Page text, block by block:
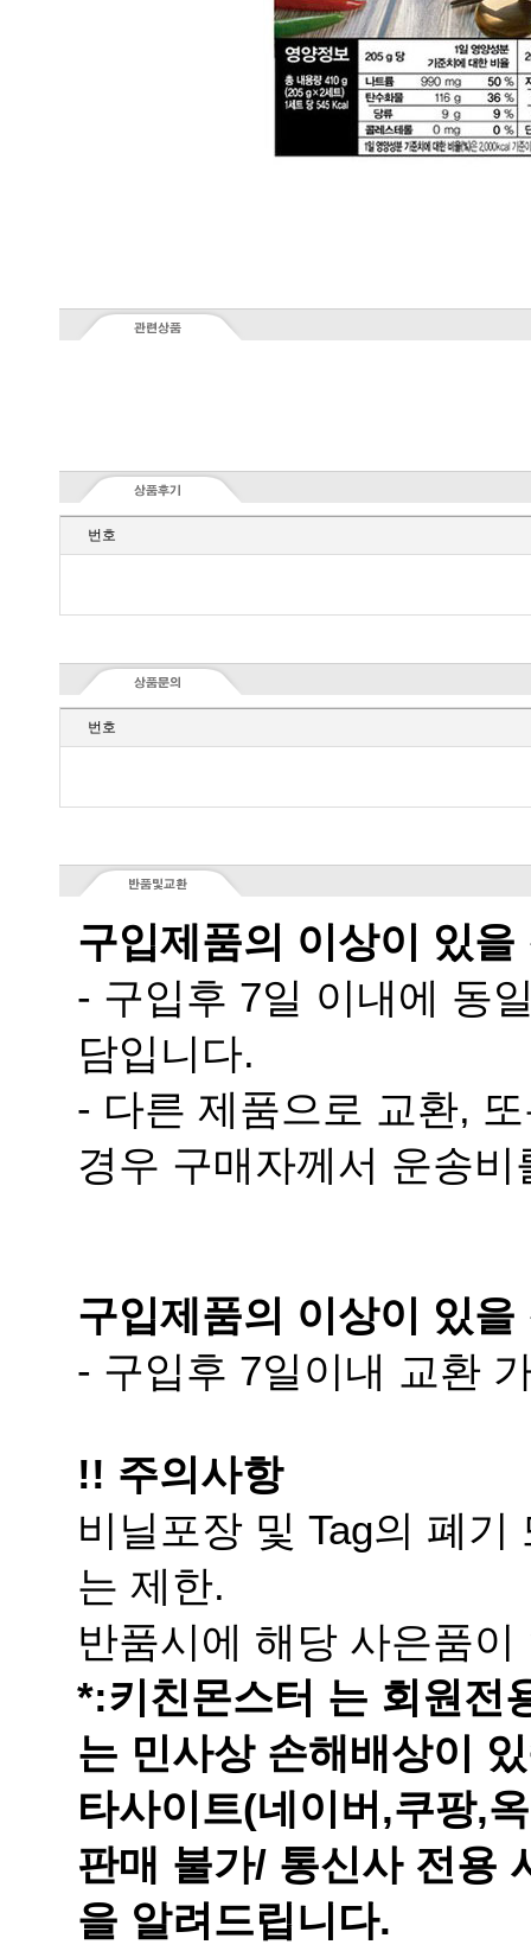
번호
번호
구입제품의 이상이 있을
담입니다.
경우 구매자께서 운송
구입제품의 이상이 있
- 구입후 7일이내 교환
!! 주의사항
는 제한.
반품시에 해당 사은품
는 민사상 손해배상이
을 알려드립니다.